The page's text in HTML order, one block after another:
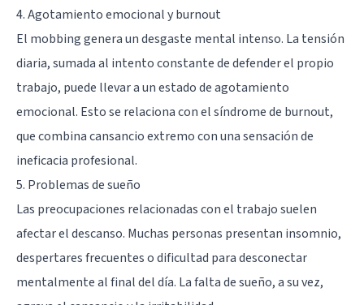
4. Agotamiento emocional y burnout
El mobbing genera un desgaste mental intenso. La tensión
diaria, sumada al intento constante de defender el propio
trabajo, puede llevar a un estado de agotamiento
emocional. Esto se relaciona con elsíndrome de burnout,
que combina cansancio extremo con una sensación de
ineficacia profesional.
5. Problemas de sueño
Las preocupaciones relacionadas con el trabajo suelen
afectar el descanso. Muchas personas presentan insomnio,
despertares frecuentes o dificultad para desconectar
mentalmente al final del día. La falta de sueño, a su vez,